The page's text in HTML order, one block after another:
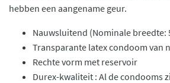
hebben een aangename geur.
Nauwsluitend (Nominale breedte:
Transparante latex condoom van
Rechte vorm met reservoir
Durex-kwaliteit : Al de condooms